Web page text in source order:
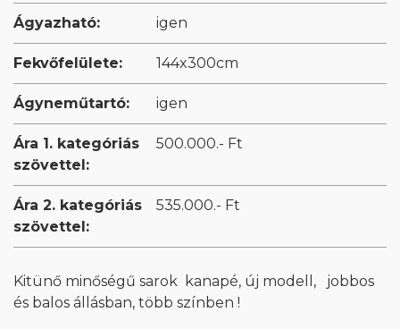
Ágyazható: igen
Fekvőfelülete: 144x300cm
Ágyneműtartó: igen
Ára 1. kategóriás
szövettel:
500.000.- Ft
Ára 2. kategóriás
szövettel:
535.000.- Ft
Kitünő minőségű sarok kanapé, új modell, jobbos
és balos állásban, több színben !